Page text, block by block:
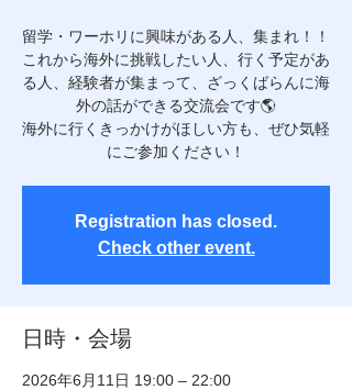
留学・ワーホリに興味がある人、集まれ！！
これから海外に挑戦したい人、行く予定があ
る人、経験者が集まって、ざっくばらんに海
外の話ができる交流会です🌎
海外に行くきっかけがほしい方も、ぜひ気軽
にご参加ください！
Registration has closed.
Check other event.
日時・会場
2026年6月11日 19:00 – 22:00